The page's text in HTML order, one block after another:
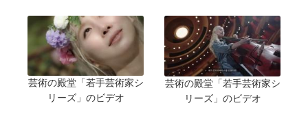
芸術の殿堂「若手芸術家シ
リーズ」のビデオ
芸術の殿堂「若手芸術家シ
リーズ」のビデオ